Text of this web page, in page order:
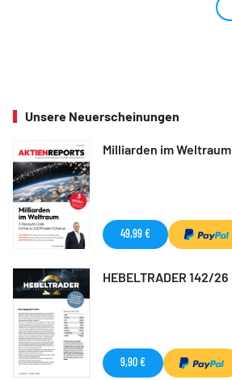
Unsere Neuerscheinungen
Milliarden im Weltraum
49,99 €
HEBELTRADER 142/26
9,90 €